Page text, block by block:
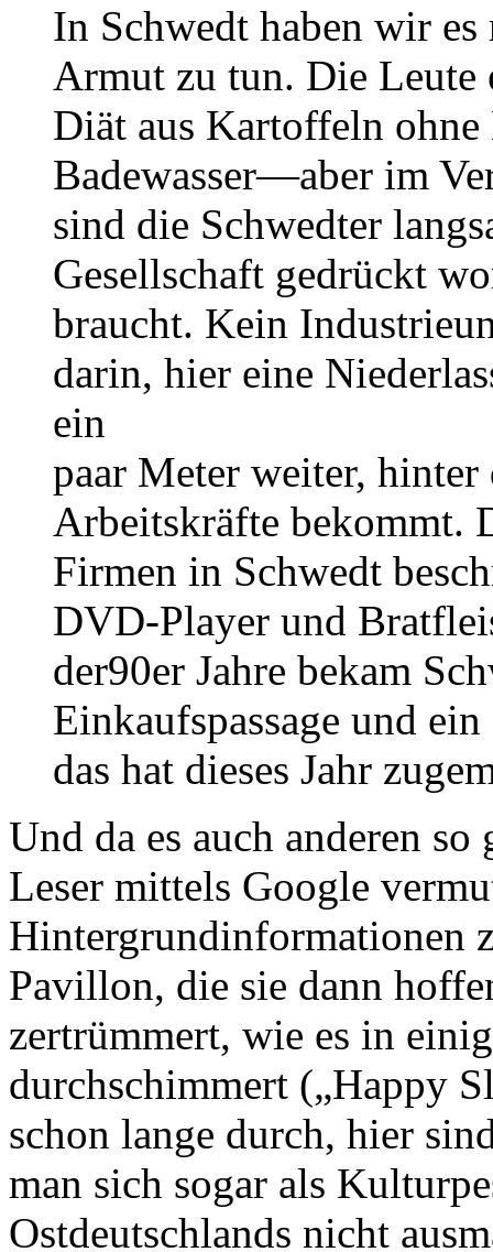
In Schwedt haben wir
Armut zu tun. Die Leute
Diät aus Kartoffeln
Badewasser—aber im
sind die Schwedter
Gesellschaft gedrückt
braucht. Kein
darin, hier eine
ein
paar Meter weiter,
Arbeitskräfte bekommt.
Firmen in Schwedt
DVD-Player und
der90er Jahre bekam
Einkaufspassage und
das hat dieses Jahr
Und da es auch anderen
Leser mittels Google
Hintergrundinformationen
Pavillon, die sie dann
zertrümmert, wie es in
durchschimmert („Happy
schon lange durch, hier
man sich sogar als
Ostdeutschlands nicht